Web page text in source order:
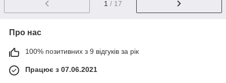
1 / 17
Про нас
100% позитивних з 9 відгуків за рік
Працює з 07.06.2021